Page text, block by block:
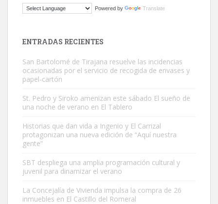
Este gato macho ha aparecido en la calle hace menos de un mes,
Busco adopción responsable para mi perra. Pastor alemán,
hembra, 4 años. Por motivos personales ...
Leales.org » Gran Canaria
Powered by Translate
ENTRADAS RECIENTES
San Bartolomé de Tirajana resuelve las incidencias
ocasionadas por el servicio de recogida de envases y
papel-cartón
St. Pedro y Siroko amenizan este sábado El sueño de
una noche de verano en El Tablero
Historias que dan vida a Ingenio y El Carrizal
protagonizan una nueva edición de “Aquí nuestra
gente”
SBT despliega una amplia programación cultural y
juvenil para dinamizar el verano
La Concejalía de Vivienda impulsa la compra de 26
inmuebles en El Castillo del Romeral